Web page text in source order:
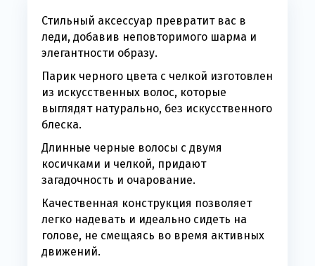
Стильный аксессуар превратит вас в
леди, добавив неповторимого шарма и
элегантности образу.
Парик черного цвета с челкой изготовлен
из искусственных волос, которые
выглядят натурально, без искусственного
блеска.
Длинные черные волосы с двумя
косичками и челкой, придают
загадочность и очарование.
Качественная конструкция позволяет
легко надевать и идеально сидеть на
голове, не смещаясь во время активных
движений.